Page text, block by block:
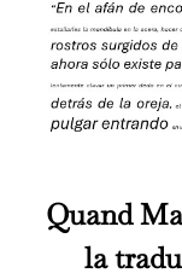
Quand
la